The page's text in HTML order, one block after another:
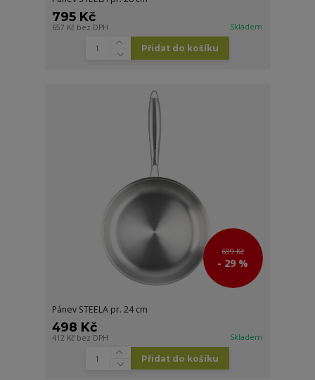
795 Kč
657 Kč bez DPH Skladem
Přidat do košíku
699 Kč
- 29 %
Pánev STEELA pr. 24 cm
498 Kč
412 Kč bez DPH Skladem
Přidat do košíku